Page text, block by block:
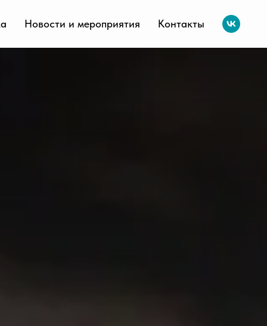
Новости и мероприятия Контакты